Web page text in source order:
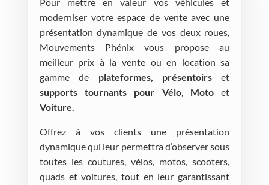
moderniser votre espace de vente avec une
présentation dynamique de vos deux roues,
Mouvements Phénix vous propose au
meilleur prix à la vente ou en location sa
gamme de plateformes, présentoirset
supports tournants pour Vélo, Motoet
Voiture.
Offrez à vos clients une présentation
dynamique qui leur permettra d’observer sous
toutes les coutures, vélos, motos, scooters,
quads et voitures, tout en leur garantissant